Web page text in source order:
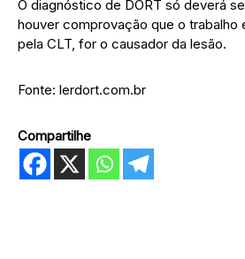
O diagnóstico de DORT só deverá
houver comprovação que o trabalho
pela CLT, for o causador da lesão.
Fonte: lerdort.com.br
Compartilhe